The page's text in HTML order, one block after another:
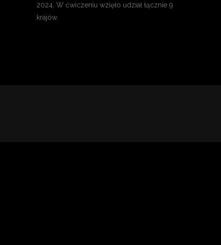
2024. W ćwiczeniu wzięło udział łącznie 9
krajów.